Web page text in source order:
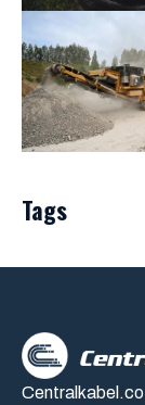
Tags